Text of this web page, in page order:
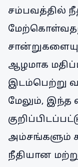
சம்பவத்தில்
ஆழமாக
இடம்பெற்று
மேலும், இந்த
அம்சங்களும்
நீதியான